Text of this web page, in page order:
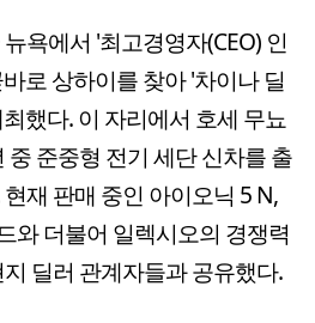
욕에서 '최고경영자(CEO) 인
로 상하이를 찾아 '차이나 딜
했다. 이 자리에서 호세 무뇨
준중형 전기 세단 신차를 출
재 판매 중인 아이오닉 5 N,
와 더불어 일렉시오의 경쟁력
딜러 관계자들과 공유했다.